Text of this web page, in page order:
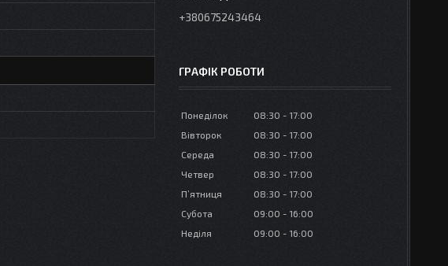
+380675243464
ГРАФІК РОБОТИ
Понеділок 08:30
17:00
Вівторок
08:30
17:00
Середа
08:30
17:00
Четвер
08:30
17:00
Пʼятниця
08:30
17:00
Субота
09:00
16:00
Неділя
09:00 16:00